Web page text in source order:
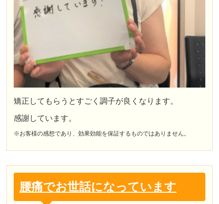
矯正してもらうとすごく調子が良くなります。
感謝しています。
※お客様の感想であり、効果効能を保証するものではありません。
腰痛でお世話になっています